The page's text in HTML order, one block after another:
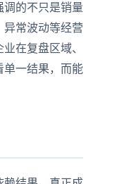
调的不只是销量
异常波动等经营
在复盘区域、
单一结果，而能